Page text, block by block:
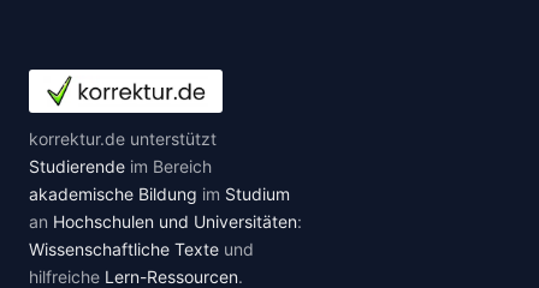
korrektur.de unterstützt
Studierende im Bereich
akademische Bildung im Studium
an Hochschulen und Universitäten:
Wissenschaftliche Texte und
hilfreiche Lern-Ressourcen.